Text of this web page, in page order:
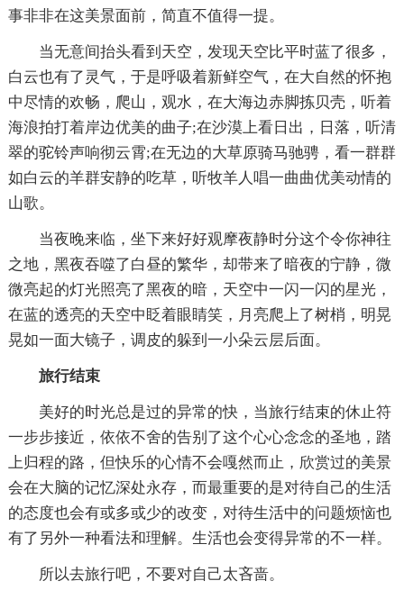
事非非在这美景面前，简直不值得一提。
当无意间抬头看到天空，发现天空比平时蓝了很多，
白云也有了灵气，于是呼吸着新鲜空气，在大自然的怀抱
中尽情的欢畅，爬山，观水，在大海边赤脚拣贝壳，听着
海浪拍打着岸边优美的曲子;在沙漠上看日出，日落，听清
翠的驼铃声响彻云霄;在无边的大草原骑马驰骋，看一群群
如白云的羊群安静的吃草，听牧羊人唱一曲曲优美动情的
山歌。
当夜晚来临，坐下来好好观摩夜静时分这个令你神往
之地，黑夜吞噬了白昼的繁华，却带来了暗夜的宁静，微
微亮起的灯光照亮了黑夜的暗，天空中一闪一闪的星光，
在蓝的透亮的天空中眨着眼睛笑，月亮爬上了树梢，明晃
晃如一面大镜子，调皮的躲到一小朵云层后面。
旅行结束
美好的时光总是过的异常的快，当旅行结束的休止符
一步步接近，依依不舍的告别了这个心心念念的圣地，踏
上归程的路，但快乐的心情不会嘎然而止，欣赏过的美景
会在大脑的记忆深处永存，而最重要的是对待自己的生活
的态度也会有或多或少的改变，对待生活中的问题烦恼也
有了另外一种看法和理解。生活也会变得异常的不一样。
所以去旅行吧，不要对自己太吝啬。